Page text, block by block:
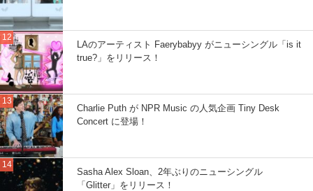
LAのアーティスト Faerybabyy がニューシングル「is it
true?」をリリース！
Charlie Puth が NPR Music の人気企画 Tiny Desk
Concert に登場！
Sasha Alex Sloan、2年ぶりのニューシングル
「Glitter」をリリース！